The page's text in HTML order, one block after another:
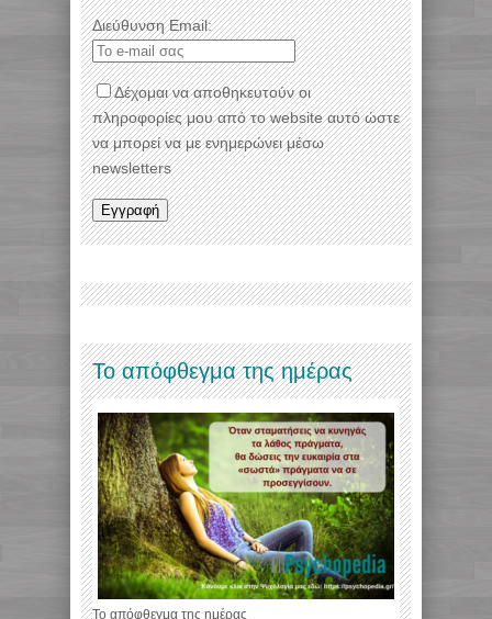
Διεύθυνση Email:
Δέχομαι να αποθηκευτούν οι
πληροφορίες μου από το website αυτό ώστε
να μπορεί να με ενημερώνει μέσω
newsletters
Το απόφθεγμα της ημέρας
Το απόφθεγμα της ημέρας